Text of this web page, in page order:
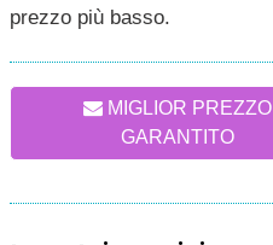
prezzo più basso.
MIGLIOR PREZZO
GARANTITO